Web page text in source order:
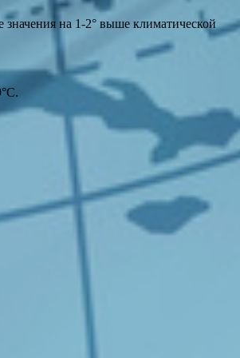
на 1-2° выше климатической